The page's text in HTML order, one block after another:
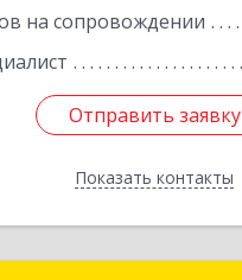
на сопровождении
Отправить заявку
Показать контакты
Отправить заявку
Назад